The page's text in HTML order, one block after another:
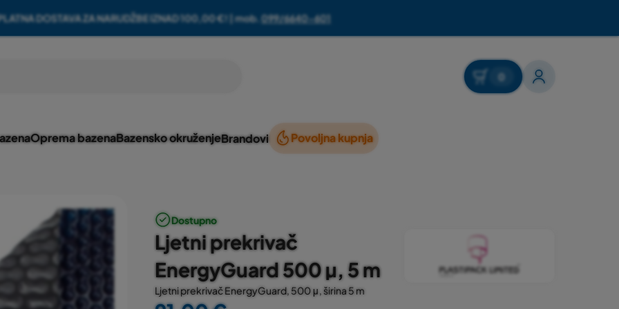
DOSTAVA ZA NARUDŽBE IZNAD 100,00 €! | mob. 099/6640-601
0
Oprema bazenaBazensko okruženjeBrandovi Povoljna kupnja
Dostupno
Ljetni prekrivač
EnergyGuard 500 µ, 5 m
Ljetni prekrivač EnergyGuard, 500 μ, širina 5 m